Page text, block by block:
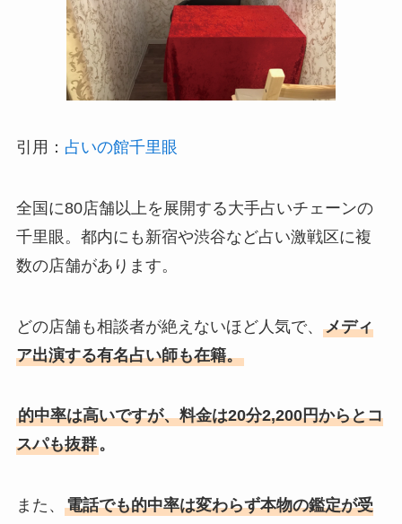
引用： 占いの館千里眼
全国に80店舗以上を展開する大手占いチェーンの
千里眼。都内にも新宿や渋谷など占い激戦区に複
数の店舗があります。
どの店舗も相談者が絶えないほど人気で、 メディ
ア出演する有名占い師も在籍。
的中率は高いですが、料金は20分2,200円からとコ
スパも抜群。
また、 電話でも的中率は変わらず本物の鑑定が受